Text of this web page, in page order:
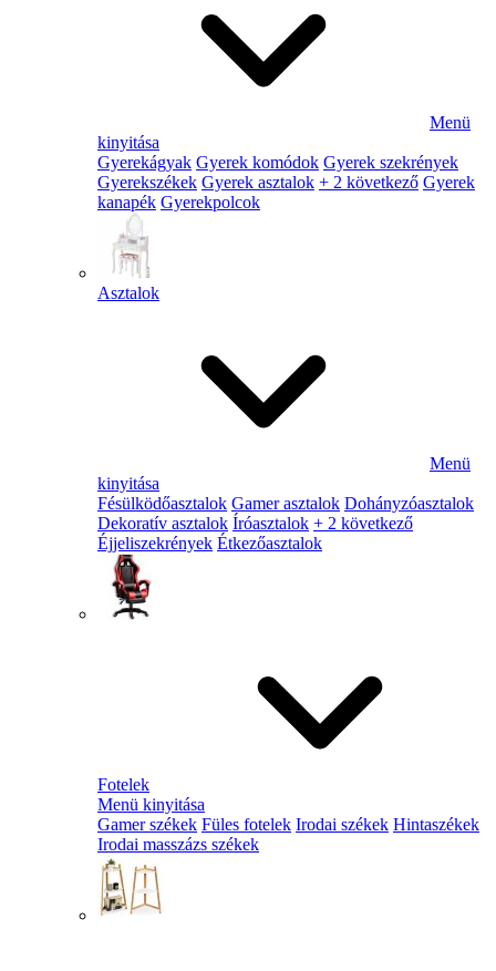
Menü
kinyitása
Gyerekágyak Gyerek komódok Gyerek szekrények
Gyerekszékek Gyerek asztalok + 2 következő Gyerek
kanapék Gyerekpolcok
Asztalok
Menü
kinyitása
Fésülködőasztalok Gamer asztalok Dohányzóasztalok
Dekoratív asztalok Íróasztalok + 2 következő
Éjjeliszekrények Étkezőasztalok
Fotelek
Menü kinyitása
Gamer székek Füles fotelek Irodai székek Hintaszékek
Irodai masszázs székek